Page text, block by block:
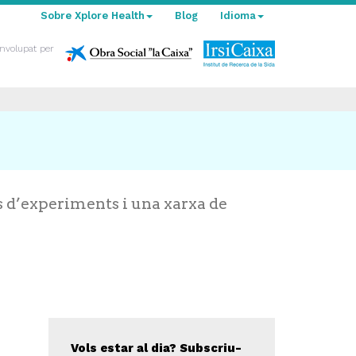
Idioma
Sobre Xplore Health Blog
per
i una xarxa de
Vols estar al dia? Subscriu-